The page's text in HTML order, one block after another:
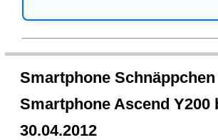
Smartphone
Smartphone Ascend Y200
30.04.2012